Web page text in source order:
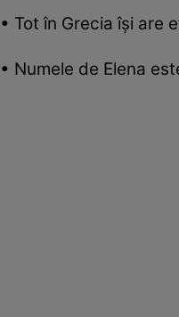
• Tot în Grecia îşi are
• Numele de Elena